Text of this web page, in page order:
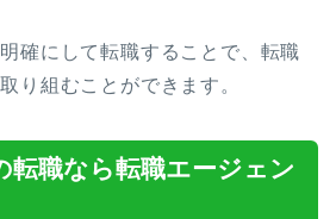
確にして転職することで、転職
り組むことができます。
転職なら転職エージェン